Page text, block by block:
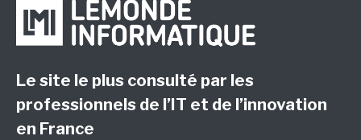
Le site le plus consulté par les
professionnels de l’IT et de l’innovation
en France